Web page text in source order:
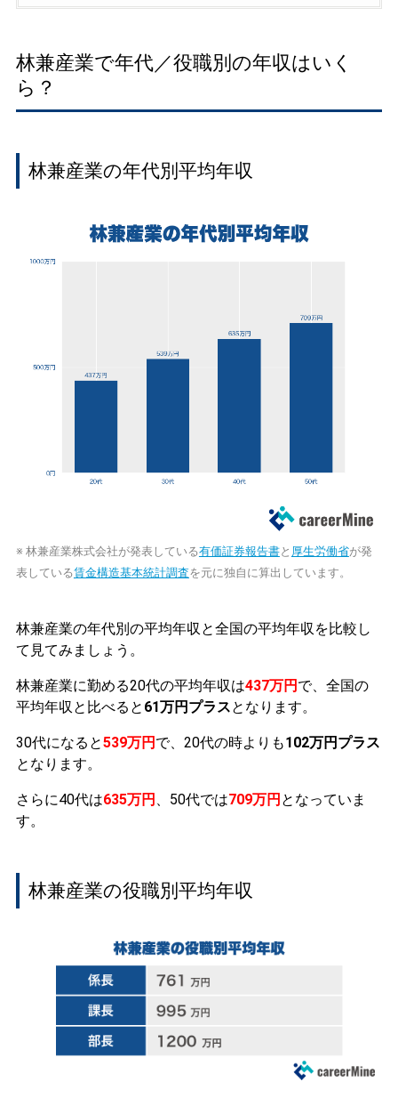
林兼産業で年代／役職別の年収はいく
ら？
林兼産業の年代別平均年収
※ 林兼産業株式会社が発表している有価証券報告書と 厚生労働省が発
表している賃金構造基本統計調査を元に独自に算出しています。
林兼産業の年代別の平均年収と全国の平均年収を比較し
て見てみましょう。
林兼産業に勤める20代の平均年収は437万円 で、全国の
平均年収と比べると 61万円プラスとなります。
30代になると539万円 で、20代の時よりも102万円プラス
となります。
さらに40代は635万円 、50代では709万円 となっていま
す。
林兼産業の役職別平均年収